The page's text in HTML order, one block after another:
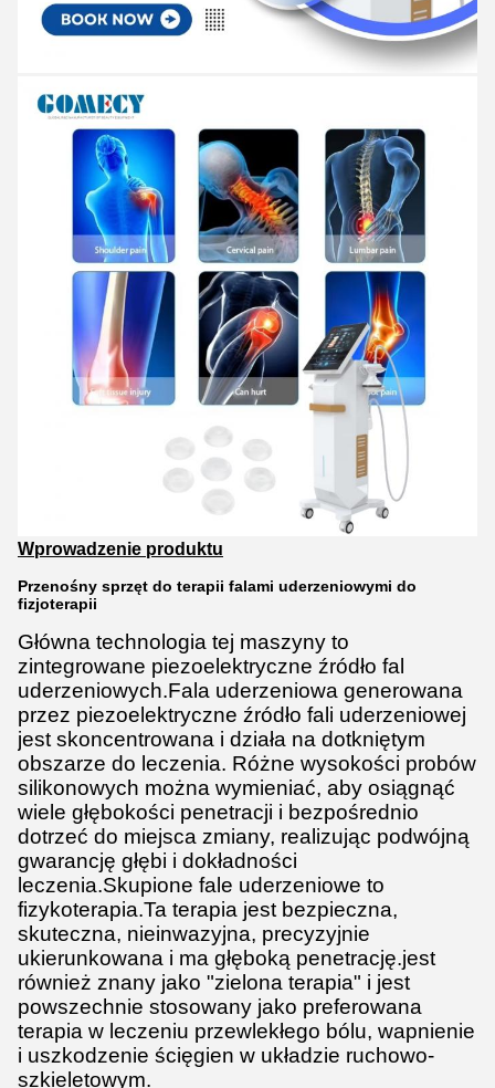
Wprowadzenie produktu
Przenośny sprzęt do terapii falami uderzeniowymi do
fizjoterapii
Główna technologia tej maszyny to
zintegrowane piezoelektryczne źródło fal
uderzeniowych.Fala uderzeniowa generowana
przez piezoelektryczne źródło fali uderzeniowej
jest skoncentrowana i działa na dotkniętym
obszarze do leczenia. Różne wysokości probów
silikonowych można wymieniać, aby osiągnąć
wiele głębokości penetracji i bezpośrednio
dotrzeć do miejsca zmiany, realizując podwójną
gwarancję głębi i dokładności
leczenia.Skupione fale uderzeniowe to
fizykoterapia.Ta terapia jest bezpieczna,
skuteczna, nieinwazyjna, precyzyjnie
ukierunkowana i ma głęboką penetrację.jest
również znany jako "zielona terapia" i jest
powszechnie stosowany jako preferowana
terapia w leczeniu przewlekłego bólu, wapnienie
i uszkodzenie ścięgien w układzie ruchowo-
szkieletowym.